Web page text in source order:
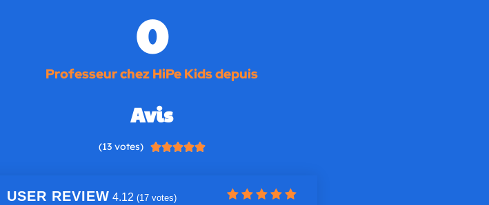
Professeur chez HiPe Kids depuis
0
Avis
(13 votes) 
USER REVIEW 4.12 (17votes)